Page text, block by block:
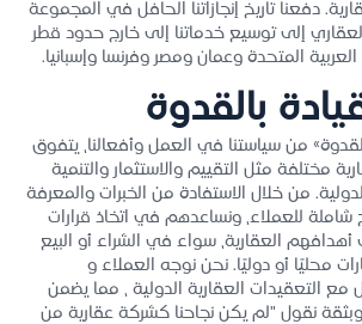
دفعنا تاريخ إنجازاتنا الحافل في المجموعة
العقاري إلى توسيع خدماتنا إلى خارج حدود قطر
المتحدة وعمان ومصر وفرنسا وإسبانيا.
بالقدوة
من سياستنا في العمل وأفعالنا، يتفوق
مختلفة مثل التقييم والاستثمار والتنمية
من خلال الاستفادة من الخبرات والمعرفة
شاملة للعملاء، ونساعدهم في اتخاذ قرارات
العقارية، سواء في الشراء أو البيع
محليًا أو دوليًا. نحن نوجه العملاء و
التعقيدات العقارية الدولية ، مما يضمن
نقول "لم يكن نجاحنا كشركة عقارية من